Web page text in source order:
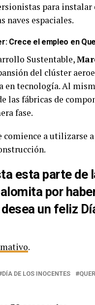
para
naves espaciales.
Crece el empleo en
Sustentable,
del clúster
en tecnología. Al
las fábricas de
fase.
comience a utilizarse
esta parte de
por
un feliz
.
DÍA DE LOS INOCENTES